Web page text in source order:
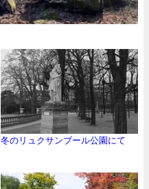
冬のリュクサンブール公園にて